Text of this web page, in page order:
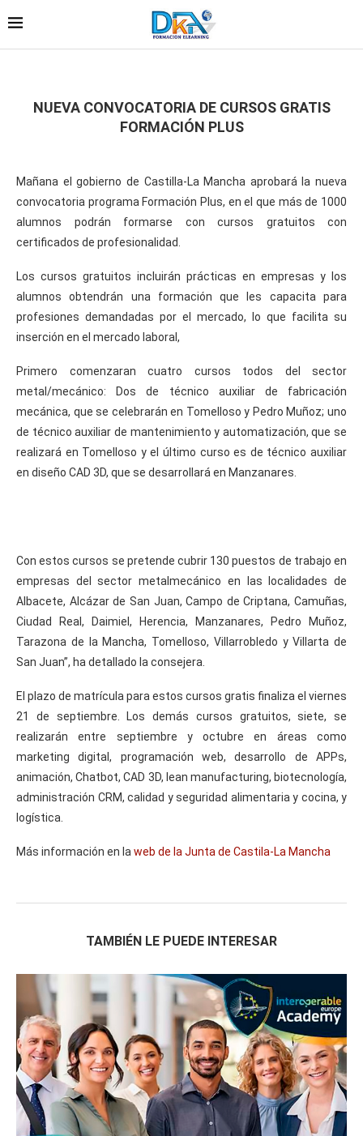
NUEVA CONVOCATORIA DE CURSOS GRATIS
FORMACIÓN PLUS
Mañana el gobierno de Castilla-La Mancha aprobará la nueva
convocatoria programa Formación Plus, en el que más de 1000
alumnos podrán formarse con cursos gratuitos con
certificados de profesionalidad.
Los cursos gratuitos incluirán prácticas en empresas y los
alumnos obtendrán una formación que les capacita para
profesiones demandadas por el mercado, lo que facilita su
inserción en el mercado laboral,
Primero comenzaran cuatro cursos todos del sector
metal/mecánico: Dos de técnico auxiliar de fabricación
mecánica, que se celebrarán en Tomelloso y Pedro Muñoz; uno
de técnico auxiliar de mantenimiento y automatización, que se
realizará en Tomelloso y el último curso es de técnico auxiliar
en diseño CAD 3D, que se desarrollará en Manzanares.
Con estos cursos se pretende cubrir 130 puestos de trabajo en
empresas del sector metalmecánico en las localidades de
Albacete, Alcázar de San Juan, Campo de Criptana, Camuñas,
Ciudad Real, Daimiel, Herencia, Manzanares, Pedro Muñoz,
Tarazona de la Mancha, Tomelloso, Villarrobledo y Villarta de
San Juan”, ha detallado la consejera.
El plazo de matrícula para estos cursos gratis finaliza el viernes
21 de septiembre. Los demás cursos gratuitos, siete, se
realizarán entre septiembre y octubre en áreas como
marketing digital, programación web, desarrollo de APPs,
animación, Chatbot, CAD 3D, lean manufacturing, biotecnología,
administración CRM, calidad y seguridad alimentaria y cocina, y
logística.
Más información en la web de la Junta de Castila-La Mancha
TAMBIÉN LE PUEDE INTERESAR